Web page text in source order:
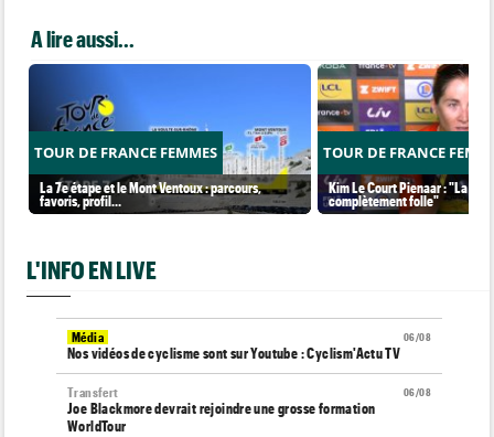
A lire aussi...
TOUR DE FRANCE FEMMES
La 7e étape et le Mont Ventoux : parcours,
favoris, profil…
TOUR DE FRANCE
Kim Le Court Pienaar : "La
complètement folle"
L'INFO EN LIVE
06/08
Média
Nos vidéos de cyclisme sont sur Youtube : Cyclism'Actu TV
06/08
Transfert
Joe Blackmore devrait rejoindre une grosse formation
WorldTour